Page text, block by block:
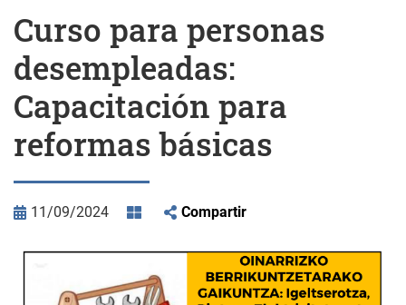
Curso para personas
desempleadas:
Capacitación para
reformas básicas
11/09/2024 Compartir